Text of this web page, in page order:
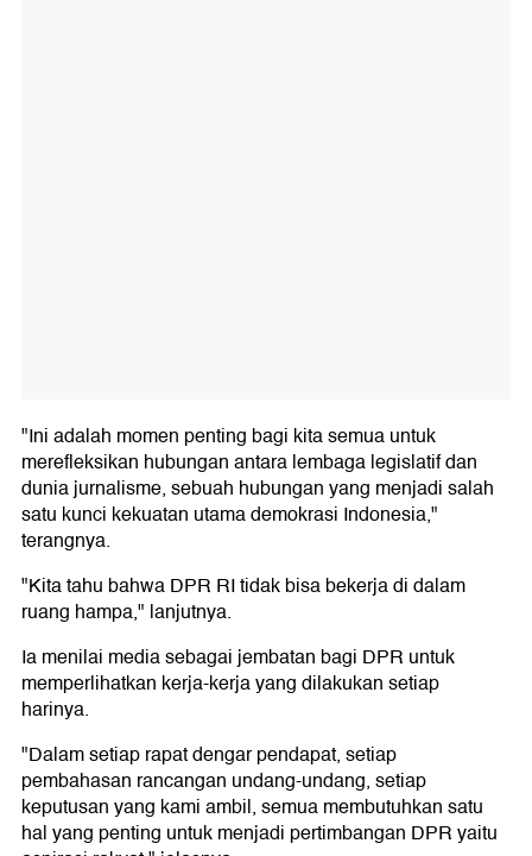
"Ini adalah momen penting bagi kita semua untuk
merefleksikan hubungan antara lembaga legislatif dan
dunia jurnalisme, sebuah hubungan yang menjadi salah
satu kunci kekuatan utama demokrasi Indonesia,"
terangnya.
"Kita tahu bahwa DPR RI tidak bisa bekerja di dalam
ruang hampa," lanjutnya.
Ia menilai media sebagai jembatan bagi DPR untuk
memperlihatkan kerja-kerja yang dilakukan setiap
harinya.
"Dalam setiap rapat dengar pendapat, setiap
pembahasan rancangan undang-undang, setiap
keputusan yang kami ambil, semua membutuhkan satu
hal yang penting untuk menjadi pertimbangan DPR yaitu